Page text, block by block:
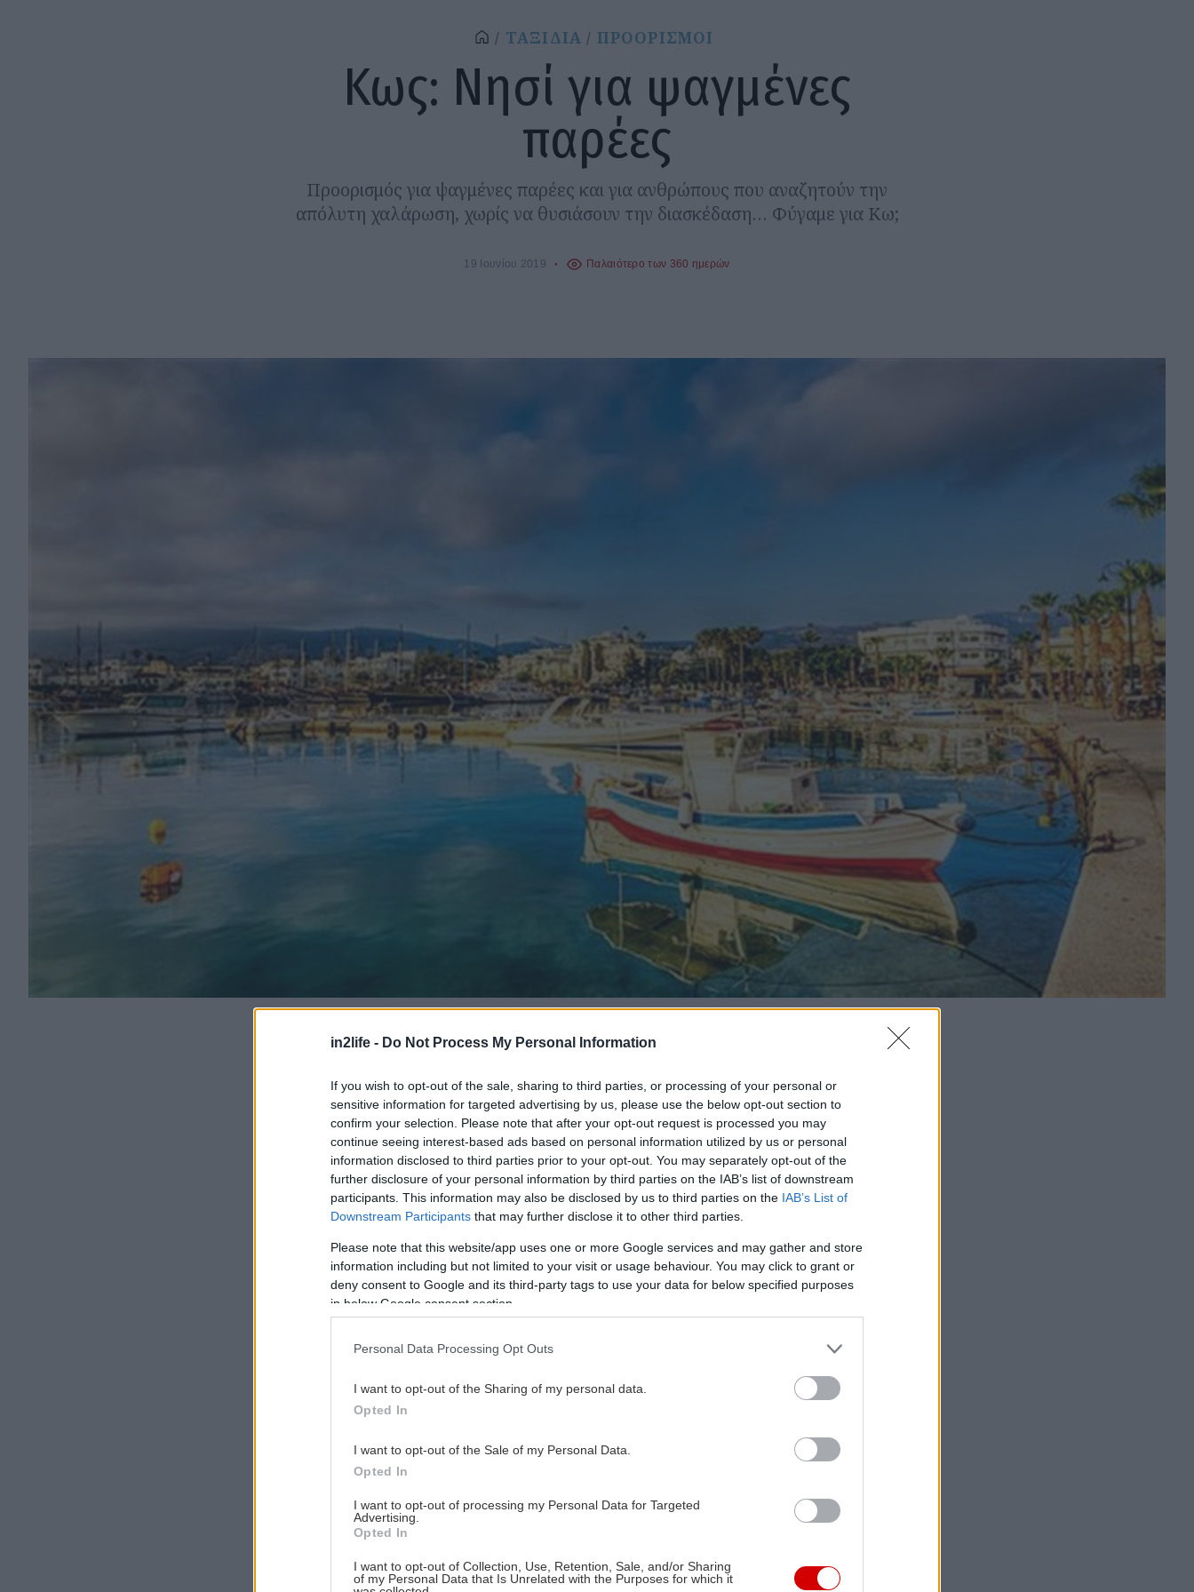
in2life - Do Not Process My Personal Information
If you wish to opt-out of the sale, sharing to third parties, or processing of your personal or
sensitive information for targeted advertising by us, please use the below opt-out section to
confirm your selection. Please note that after your opt-out request is processed you may
continue seeing interest-based ads based on personal information utilized by us or personal
information disclosed to third parties prior to your opt-out. You may separately opt-out of the
further disclosure of your personal information by third parties on the IAB’s list of downstream
participants. This information may also be disclosed by us to third parties on the IAB’s List of
Downstream Participants that may further disclose it to other third parties.
Please note that this website/app uses one or more Google services and may gather and store
information including but not limited to your visit or usage behaviour. You may click to grant or
deny consent to Google and its third-party tags to use your data for below specified purposes
in below Google consent section.
Personal Data Processing Opt Outs
I want to opt-out of the Sharing of my personal data.
Opted In
I want to opt-out of the Sale of my Personal Data.
Opted In
I want to opt-out of processing my Personal Data for Targeted
Advertising.
Opted In
I want to opt-out of Collection, Use, Retention, Sale, and/or Sharing
of my Personal Data that Is Unrelated with the Purposes for which it
ΤΑΞΙΔΙΑ ΠΡΟΟΡΙΣΜΟΙ
Κως: Νησί για ψαγμένες
παρέες
Προορισμός για ψαγμένες παρέες και για ανθρώπους που αναζητούν την
απόλυτη χαλάρωση, χωρίς να θυσιάσουν την διασκέδαση… Φύγαμε για Κω;
19 Ιουνίου 2019 Παλαιότερο των 360 ημερών